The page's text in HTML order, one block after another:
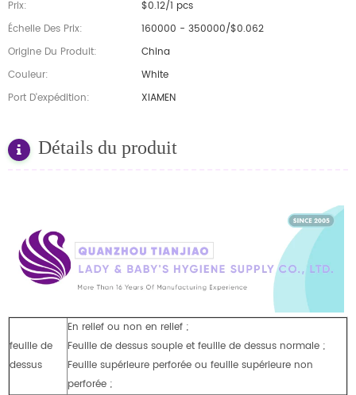
Prix:
$0.12/1 pcs
Échelle Des Prix:
160000 - 350000/$0.062
Origine Du Produit:
China
Couleur:
White
Port D'expédition:
XIAMEN
Détails du produit
feuille de
dessus
En relief ou non en relief ;
Feuille de dessus souple et feuille de dessus normale ;
Feuille supérieure perforée ou feuille supérieure non
perforée ;